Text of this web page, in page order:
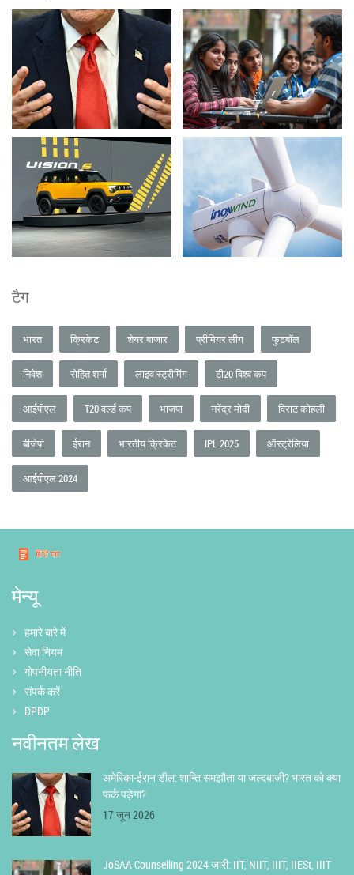
टैग
भारत क्रिकेट शेयर बाजार प्रीमियर लीग फुटबॉल
निवेश रोहित शर्मा लाइव स्ट्रीमिंग टी20 विश्व कप
आईपीएल T20 वर्ल्ड कप भाजपा नरेंद्र मोदी विराट कोहली
बीजेपी ईरान भारतीय क्रिकेट IPL 2025 ऑस्ट्रेलिया
आईपीएल 2024
मेन्यू
हमारे बारे में
सेवा नियम
गोपनीयता नीति
संपर्क करें
DPDP
नवीनतम लेख
अमेरिका-ईरान डील: शान्ति समझौता या जल्दबाजी? भारत को क्या
फर्क पड़ेगा?
17 जून 2026
JoSAA Counselling 2024 जारी: IIT, NIIT, IIIT, IIESt, IIIT